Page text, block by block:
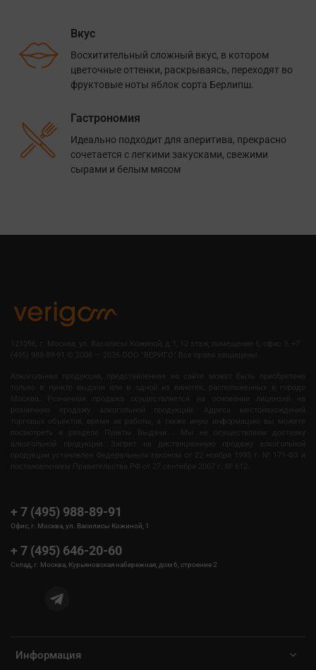
Вкус
Восхитительный сложный вкус, в котором
цветочные оттенки, раскрываясь, переходят во
фруктовые ноты яблок сорта Берлипш.
Гастрономия
Идеально подходит для аперитива, прекрасно
сочетается с легкими закусками, свежими
сырами и белым мясом
Информация
+ 7 (495) 988-89-91
Офис, г. Москва, ул. Василисы Кожиной, 1
+ 7 (495) 646-20-60
Склад, г. Москва, Курьяновская набережная, дом 6, строение 2